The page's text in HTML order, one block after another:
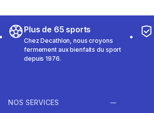
Plus de 65 sports
Chez Decathlon, nous croyons
fermement aux bienfaits du sport
depuis 1976.
NOS SERVICES